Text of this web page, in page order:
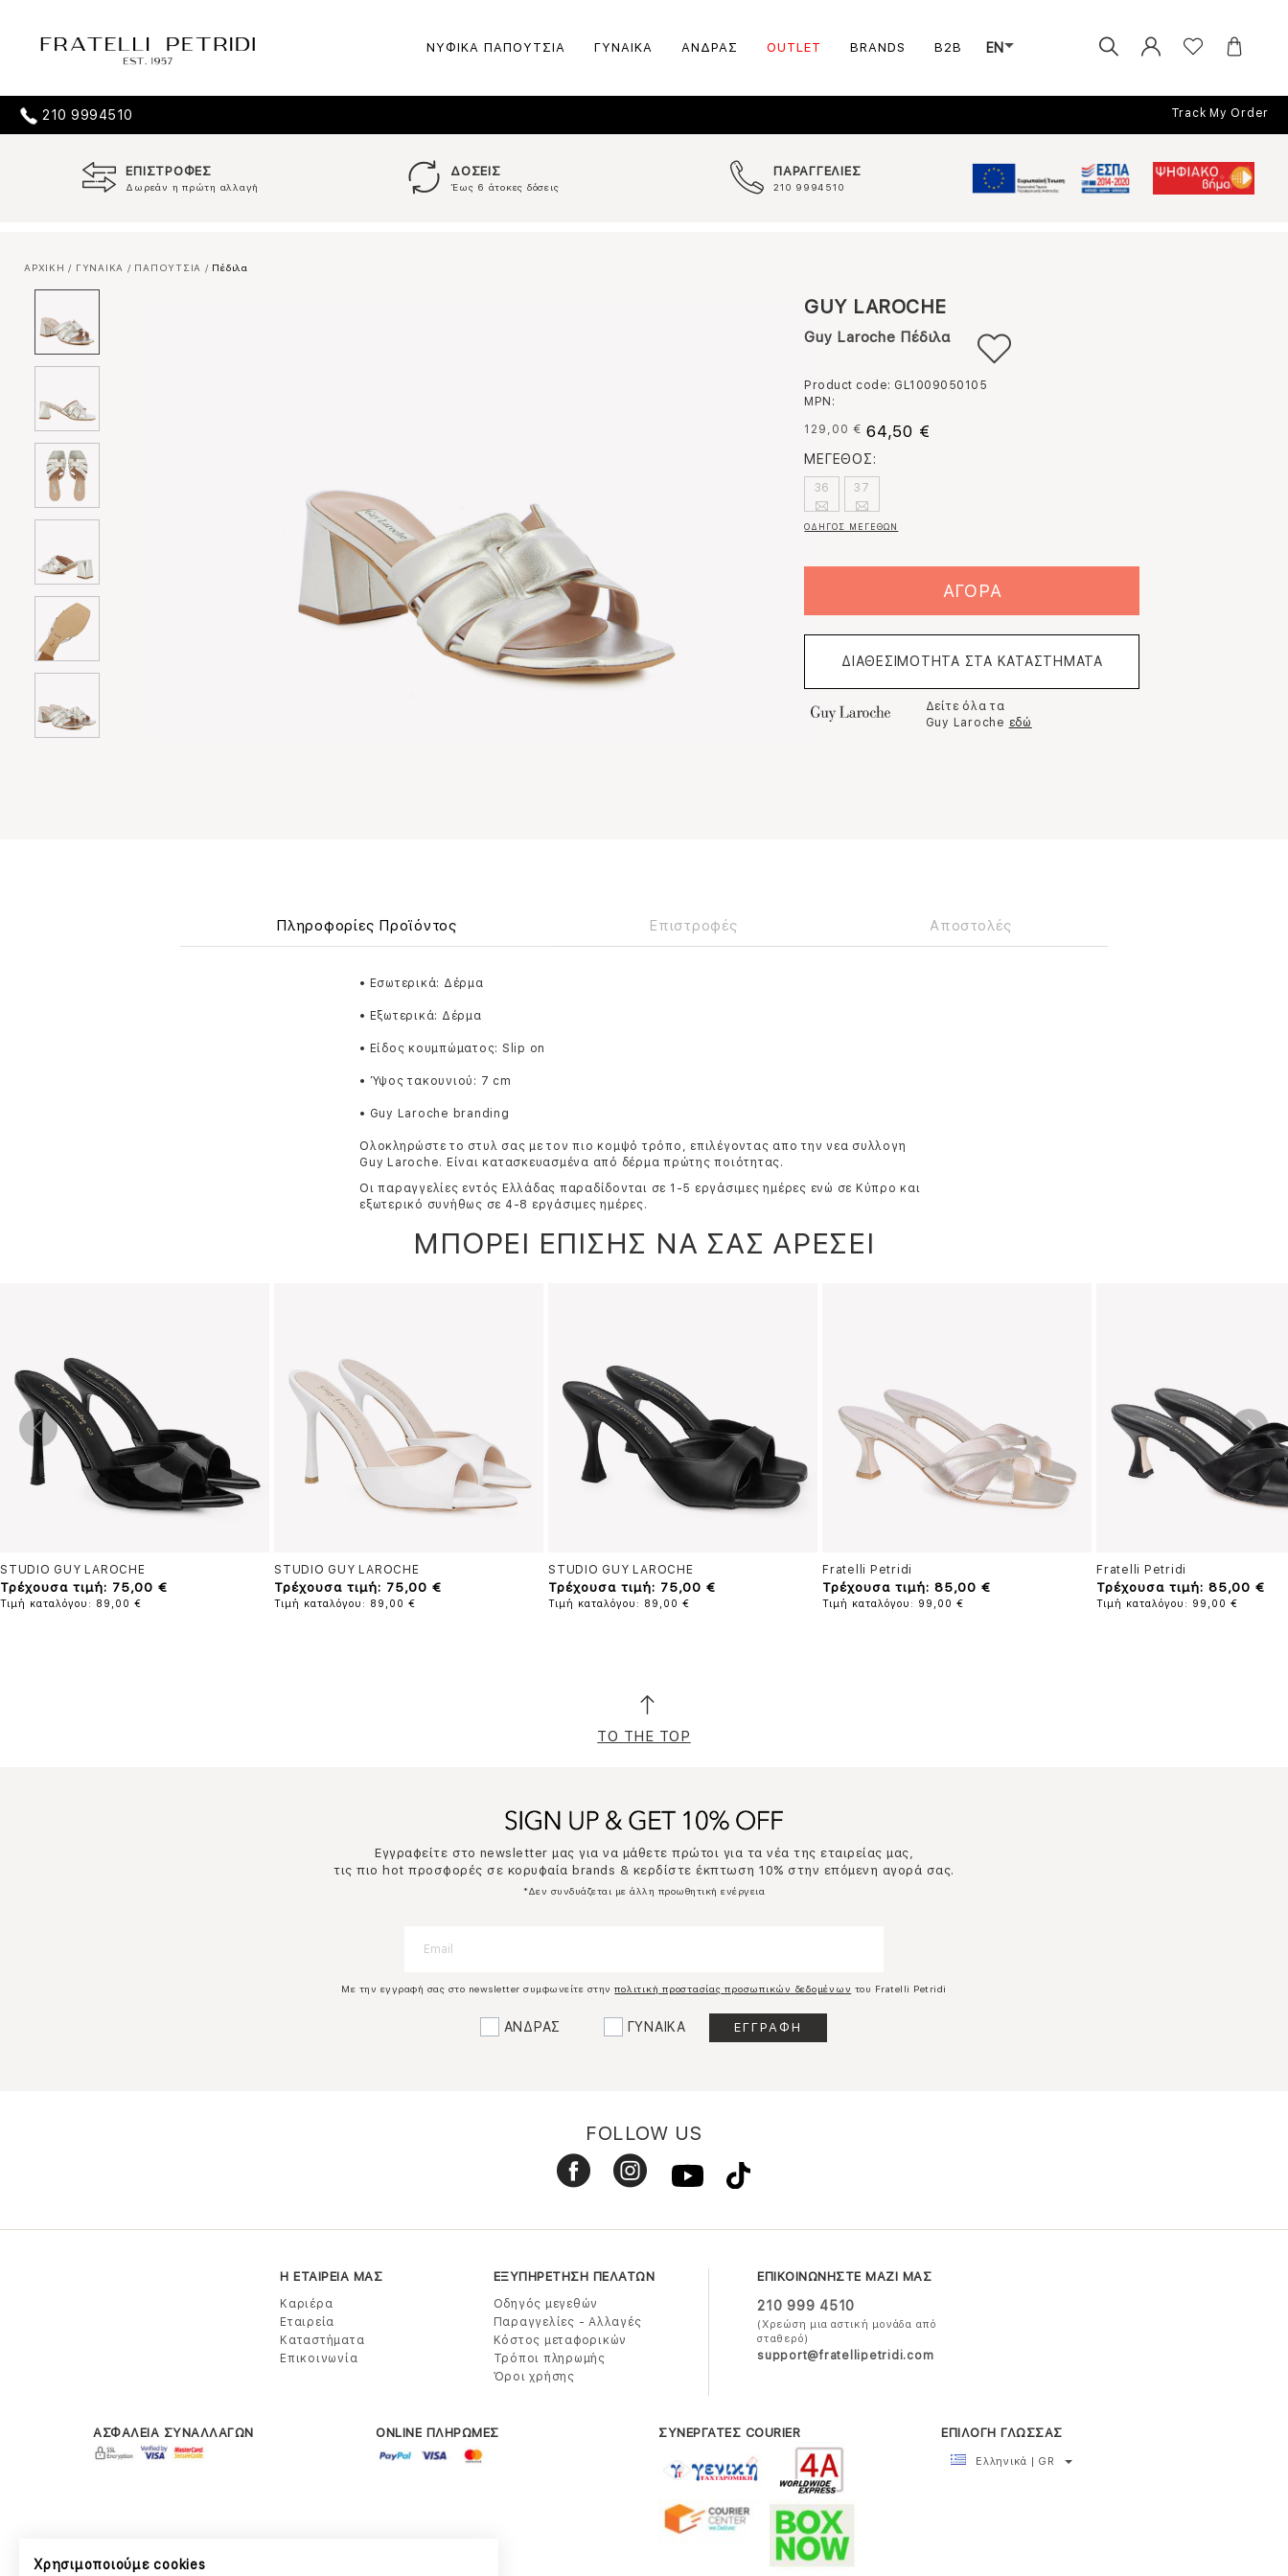
ΝΥΦΙΚΑ ΠΑΠΟΥΤΣΙΑ ΓΥΝΑΙΚΑ ΑΝΔΡΑΣ OUTLET BRANDS B2B EN
210 9994510 Track My Order
ΕΠΙΣΤΡΟΦΕΣ
Δωρεάν η πρώτη αλλαγή
ΔΟΣΕΙΣ
Έως 6 άτοκες δόσεις
ΠΑΡΑΓΓΕΛΙΕΣ
210 9994510
ΑΡΧΙΚΗ / ΓΥΝΑΙΚΑ / ΠΑΠΟΥΤΣΙΑ / Πέδιλα
GUY LAROCHE
Guy Laroche Πέδιλα
Product code: GL1009050105
MPN:
129,00 € 64,50 €
ΜΕΓΕΘΟΣ:
36 37
ΟΔΗΓΟΣ ΜΕΓΕΘΩΝ
ΑΓΟΡΑ
ΔΙΑΘΕΣΙΜΟΤΗΤΑ ΣΤΑ ΚΑΤΑΣΤΗΜΑΤΑ
Δείτε όλα τα
Guy Laroche εδώ
Πληροφορίες Προϊόντος Επιστροφές Αποστολές
• Εσωτερικά: Δέρμα
• Εξωτερικά: Δέρμα
• Είδος κουμπώματος: Slip on
• Ύψος τακουνιού: 7 cm
• Guy Laroche branding
Ολοκληρώστε το στυλ σας με τον πιο κομψό τρόπο, επιλέγοντας απο την νεα συλλογη
Guy Laroche. Είναι κατασκευασμένα από δέρμα πρώτης ποιότητας.
Οι παραγγελίες εντός Ελλάδας παραδίδονται σε 1-5 εργάσιμες ημέρες ενώ σε Κύπρο και
εξωτερικό συνήθως σε 4-8 εργάσιμες ημέρες.
ΜΠΟΡΕΙ ΕΠΙΣΗΣ ΝΑ ΣΑΣ ΑΡΕΣΕΙ
STUDIO GUY LAROCHE
Τρέχουσα τιμή: 75,00 €
Τιμή καταλόγου: 89,00 €
STUDIO GUY LAROCHE
Τρέχουσα τιμή: 75,00 €
Τιμή καταλόγου: 89,00 €
STUDIO GUY LAROCHE
Τρέχουσα τιμή: 75,00 €
Τιμή καταλόγου: 89,00 €
Fratelli Petridi
Τρέχουσα τιμή: 85,00 €
Τιμή καταλόγου: 99,00 €
Fratelli Petridi
Τρέχουσα τιμή: 85,00 €
Τιμή καταλόγου: 99,00 €
TO THE TOP
Εγγραφείτε στο newsletter μας για να μάθετε πρώτοι για τα νέα της εταιρείας μας,
τις πιο hot προσφορές σε κορυφαία brands & κερδίστε έκπτωση 10% στην επόμενη αγορά σας.
*Δεν συνδυάζεται με άλλη προωθητική ενέργεια
Με την εγγραφή σας στο newsletter συμφωνείτε στηνπολιτική προστασίας προσωπικών δεδομένων του Fratelli Petridi
ΑΝΔΡΑΣ ΓΥΝΑΙΚΑ
FOLLOW US
Η ΕΤΑΙΡΕΙΑ ΜΑΣ
Καριέρα
Εταιρεία
Καταστήματα
Επικοινωνία
ΕΞΥΠΗΡΕΤΗΣΗ ΠΕΛΑΤΩΝ
Οδηγός μεγεθών
Παραγγελίες - Αλλαγές
Κόστος μεταφορικών
Τρόποι πληρωμής
Όροι χρήσης
ΕΠΙΚΟΙΝΩΝΗΣΤΕ ΜΑΖΙ ΜΑΣ
210 999 4510
(Χρεώση μια αστική μονάδα από
σταθερό)
support@fratellipetridi.com
ΑΣΦΑΛΕΙΑ ΣΥΝΑΛΛΑΓΩΝ ONLINE ΠΛΗΡΩΜΕΣ ΣΥΝΕΡΓΑΤΕΣ COURIER ΕΠΙΛΟΓΗ ΓΛΩΣΣΑΣ
Ελληνικά | GR
Χρησιμοποιούμε cookies